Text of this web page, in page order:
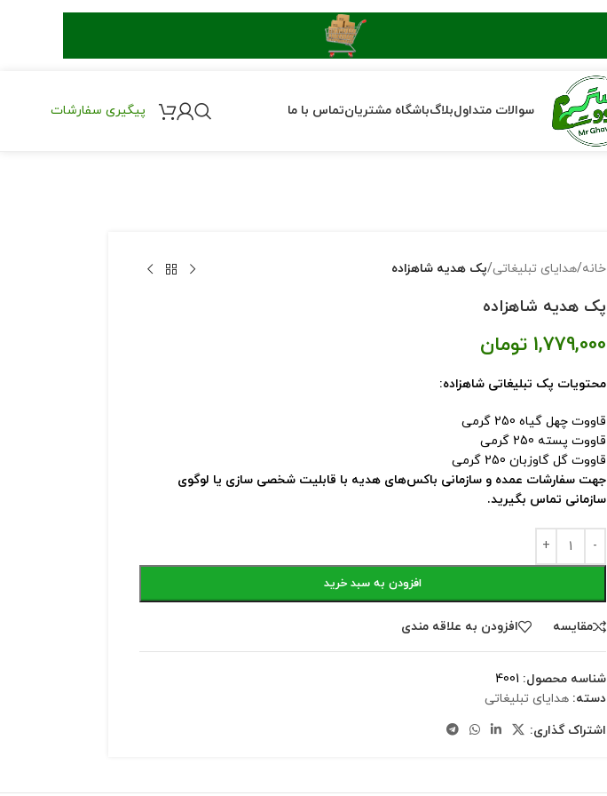
سوالات متداولبلاگباشگاه مشتریانتماس با ما پیگیری سفارشات
خانه/هدایای تبلیغاتی/پک هدیه شاهزاده
پک هدیه شاهزاده
1,779,000 تومان
محتویات پک تبلیغاتی شاهزاده:
قاووت چهل گیاه 250 گرمی
قاووت پسته 250 گرمی
قاووت گل گاوزبان 250 گرمی
جهت سفارشات عمده و سازمانی باکس‌های هدیه با قابلیت شخصی سازی یا لوگوی
سازمانی تماس بگیرید.
افزودن به سبد خرید
مقايسه افزودن به علاقه مندی
شناسه محصول: 4001
دسته: هدایای تبلیغاتی
اشتراک گذاری: